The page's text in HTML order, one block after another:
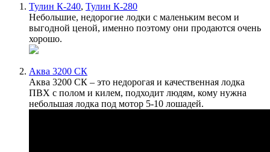
Тулин К-240, Тулин К-280
Небольшие, недорогие лодки с маленьким весом и
выгодной ценой, именно поэтому они продаются очень
хорошо.
Аква 3200 СК
Аква 3200 СК – это недорогая и качественная лодка
ПВХ с полом и килем, подходит людям, кому нужна
небольшая лодка под мотор 5-10 лошадей.